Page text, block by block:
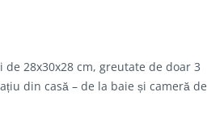
28x30x28 cm, greutate de doar 3
din casă – de la baie și cameră de